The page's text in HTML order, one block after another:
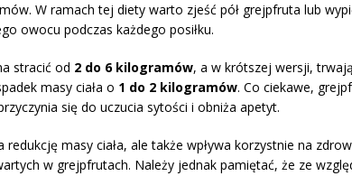
W ramach tej diety warto zjeść pół grejpfruta lub
owocu podczas każdego posiłku.
stracić od 2 do 6 kilogramów, a w krótszej wersji,
masy ciała o 1 do 2 kilogramów. Co ciekawe,
się do uczucia sytości i obniża apetyt.
redukcję masy ciała, ale także wpływa korzystnie na
w grejpfrutach. Należy jednak pamiętać, że ze